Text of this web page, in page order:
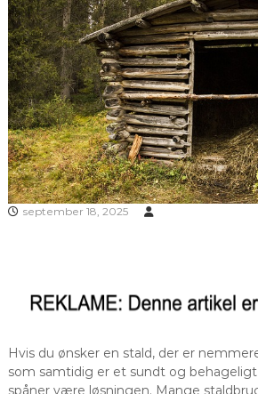
september 18, 2025
Hvis du ønsker en stald, der er
som samtidig er et sundt og
spåner være løsningen. Mange